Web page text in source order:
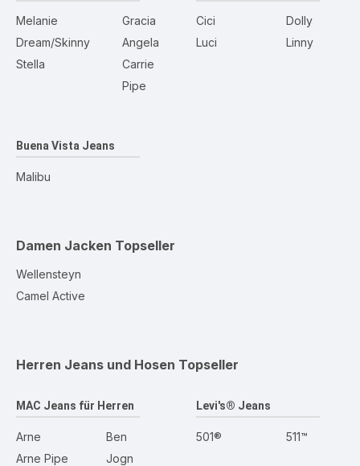
Melanie
Dream/Skinny
Stella
Gracia
Angela
Carrie
Pipe
Cici
Luci
Dolly
Linny
Buena Vista Jeans
Malibu
Damen Jacken Topseller
Wellensteyn
Camel Active
Herren Jeans und Hosen Topseller
MAC Jeans für Herren
Arne
Arne Pipe
Ben
Jogn
Levi's® Jeans
501® 511™